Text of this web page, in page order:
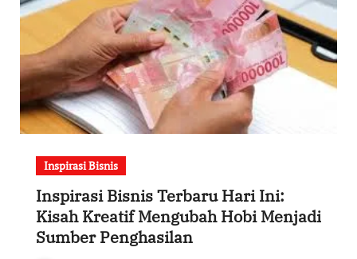
Inspirasi Bisnis
Inspirasi Bisnis Terbaru Hari Ini:
Kisah Kreatif Mengubah Hobi Menjadi
Sumber Penghasilan